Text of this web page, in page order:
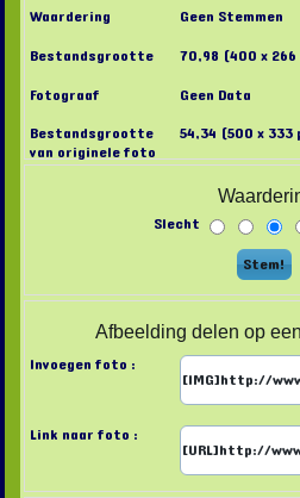
Waardering
Geen Stemmen
Bestandsgrootte
70,98 (400 x
Fotograaf
Geen Data
Bestandsgrootte
van originele foto
54,34 (500 x 333
Slecht
Afbeelding delen op
Invoegen foto :
Link naar foto :